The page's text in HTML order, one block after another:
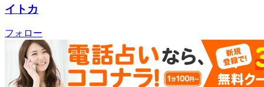
イトカ
フォロー